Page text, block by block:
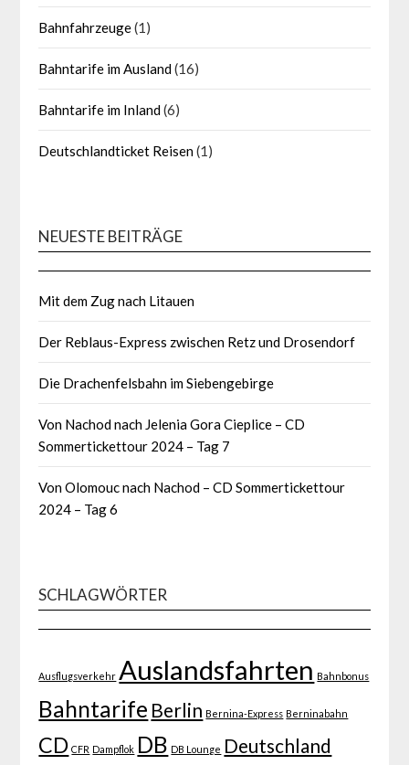
Bahnfahrzeuge(1)
Bahntarife im Ausland(16)
Bahntarife im Inland(6)
Deutschlandticket Reisen(1)
NEUESTE BEITRÄGE
Mit dem Zug nach Litauen
Der Reblaus-Express zwischen Retz und Drosendorf
Die Drachenfelsbahn im Siebengebirge
Von Nachod nach Jelenia Gora Cieplice – CD
Sommertickettour 2024 – Tag 7
Von Olomouc nach Nachod – CD Sommertickettour
2024 – Tag 6
SCHLAGWÖRTER
Ausflugsverkehr Auslandsfahrten Bahnbonus
Bahntarife Berlin Bernina-Express Berninabahn
CD CFR Dampflok DB DB Lounge Deutschland